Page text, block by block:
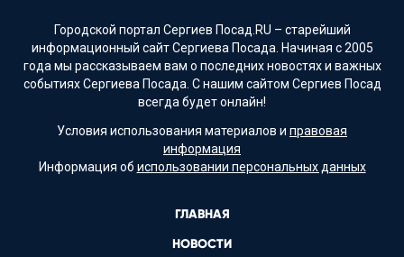
Городской портал Сергиев Посад.RU – старейший
информационный сайт Сергиева Посада. Начиная с 2005
года мы рассказываем вам о последних новостях и важных
событиях Сергиева Посада. С нашим сайтом Сергиев Посад
всегда будет онлайн!
Условия использования материалов и правовая
информация
Информация об использовании персональных данных
ГЛАВНАЯ
НОВОСТИ